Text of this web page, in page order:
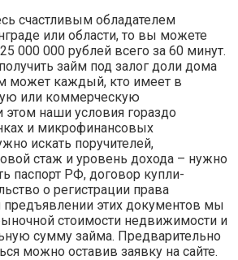
счастливым обладателем
или области, то вы можете
000 000 рублей всего за 60 минут.
займ под залог доли дома
может каждый, кто имеет в
или коммерческую
наши условия гораздо
и микрофинансовых
искать поручителей,
стаж и уровень дохода – нужно
паспорт РФ, договор купли-
о регистрации права
предъявлении этих документов мы
стоимости недвижимости и
сумму займа. Предварительно
можно оставив заявку на сайте.